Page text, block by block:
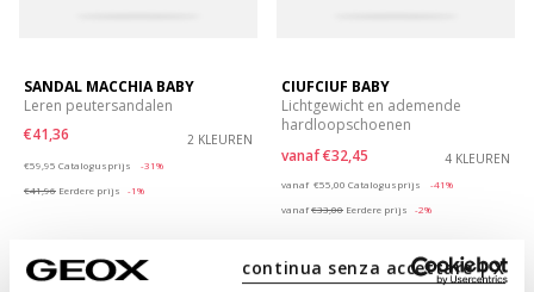
continua senza accettare | X
SANDAL MACCHIA BABY
Leren peutersandalen
€41,36
2 KLEUREN
€59,95 Catalogusprijs
-31%
€41,96 Eerdere prijs -1%
CIUFCIUF BABY
Lichtgewicht en ademende
hardloopschoenen
vanaf€32,45 4 KLEUREN
vanaf €55,00 Catalogusprijs
-41%
vanaf€33,00 Eerdere prijs -2%